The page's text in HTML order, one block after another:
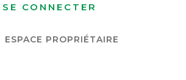
SE CONNECTER
ESPACE PROPRIÉTAIRE